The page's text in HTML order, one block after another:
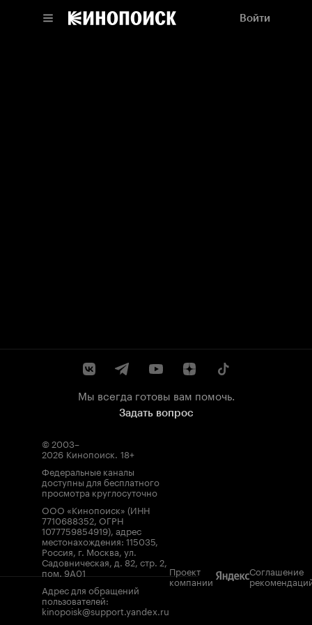
Войти
Мы всегда готовы вам помочь.
Задать вопрос
© 2003–
2026 Кинопоиск. 18+
Федеральные каналы
доступны для бесплатного
просмотра круглосуточно
ООО «Кинопоиск» (ИНН
7710688352, ОГРН
1077759854919), адрес
местонахождения: 115035,
Россия, г. Москва, ул.
Садовническая, д. 82, стр. 2,
пом. 9А01
Адрес для обращений
пользователей:
kinopoisk@support.yandex.ru
Проект
компании
Соглашение